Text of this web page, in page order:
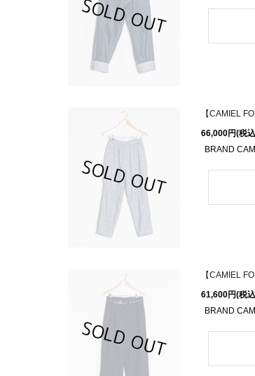
【CAMIEL
66,000円(税
BRAND
【CAMIEL
61,600円(税
BRAND